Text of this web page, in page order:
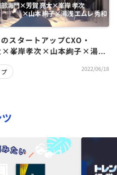
スタートアップCXO・
×峯岸孝次×山本絢子×湯浅
2022/06/18